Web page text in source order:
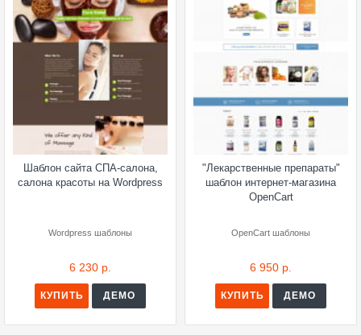
Шаблон сайта СПА-салона,
салона красоты на Wordpress
Wordpress шаблоны
6 230 р.
КУПИТЬ ДЕМО
"Лекарственные препараты"
шаблон интернет-магазина
OpenCart
OpenCart шаблоны
6 950 р.
КУПИТЬ ДЕМО